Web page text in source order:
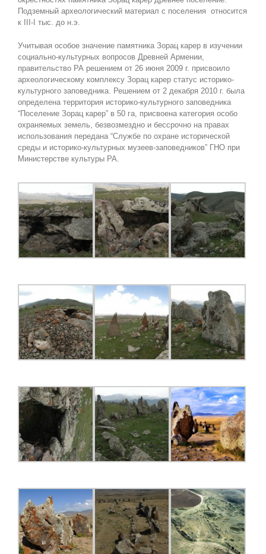
Подземный археологический материал с поселения относится
к III-I тыс. до н.э.
Учитывая особое значение памятника Зорац карер в изучении
социально-культурных вопросов Древней Армении,
правительство РА решением от 26 июня 2009 г. присвоило
археологическому комплексу Зорац карер статус историко-
культурного заповедника. Решением от 2 декабря 2010 г. была
определена территория историко-культурного заповедника
“Поселение Зорац карер” в 50 га, присвоена категория особо
охраняемых земель, безвозмездно и бессрочно на правах
использования передана “Службе по охране исторической
среды и историко-культурных музеев-заповедников” ГНО при
Министерстве культуры РА.